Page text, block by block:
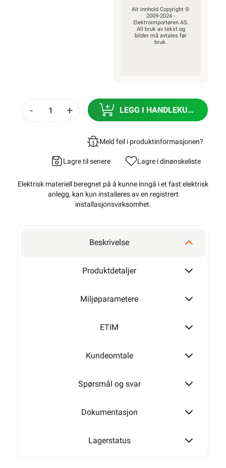
Alt innhold Copyright ©
2009-2024 -
Elektroimportøren AS.
All bruk av tekst og
bilder må avtales før
bruk.
- + LEGG I HANDLEKURV
Meld feil i produktinformasjonen?
Lagre til senere Lagre i dinønskeliste
Elektrisk materiell beregnet på å kunne inngå i et fast elektrisk
anlegg, kan kun installeres av en registrert
installasjonsvirksomhet.
Beskrivelse
Produktdetaljer
Miljøparametere
ETIM
Kundeomtale
Spørsmål og svar
Dokumentasjon
Lagerstatus